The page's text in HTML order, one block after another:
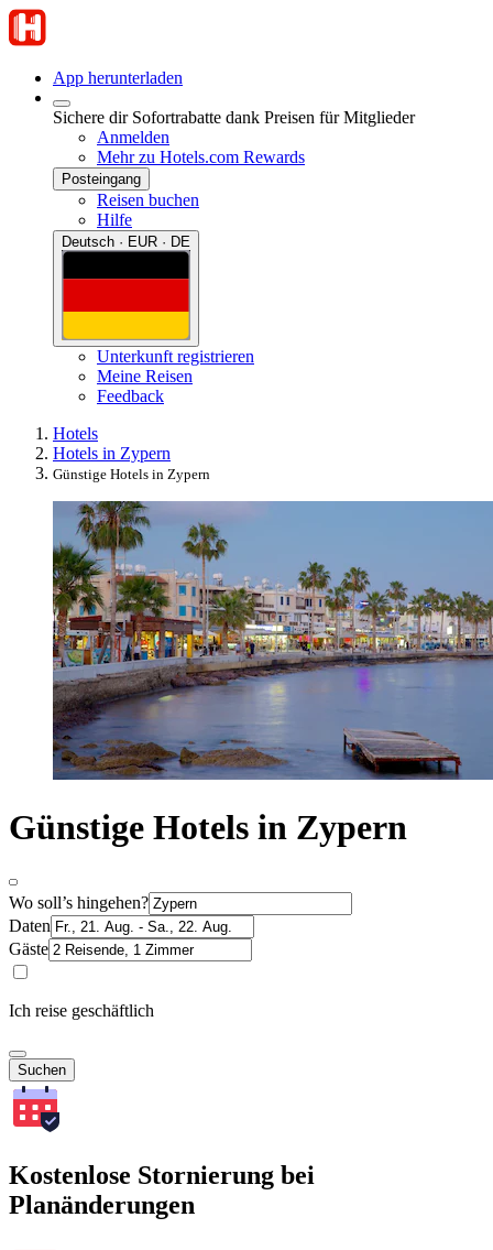
App herunterladen
Sichere dir Sofortrabatte dank Preisen für Mitglieder
Anmelden
Mehr zu Hotels.com Rewards
Posteingang
Reisen buchen
Hilfe
Deutsch · EUR · DE
Unterkunft registrieren
Meine Reisen
Feedback
Hotels
Hotels in Zypern
Günstige Hotels in Zypern
Günstige Hotels in Zypern
Wo soll’s hingehen?
Daten
Gäste
Ich reise geschäftlich
Suchen
Kostenlose Stornierung bei
Planänderungen